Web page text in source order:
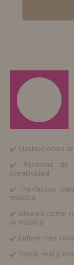
✔️ Ilustraciones
✔️ Escenas de
creatividad
✔️ Perfectos
música
✔️ Ideales como
la música
✔️ Diferentes
✔️ Stock real y